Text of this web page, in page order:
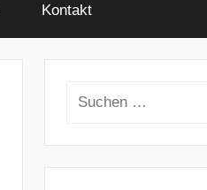
Kontakt
Suchen